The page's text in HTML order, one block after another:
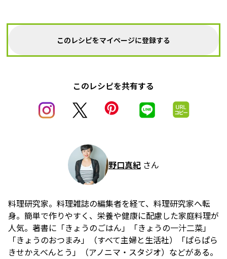
このレシピをマイページに登録する
このレシピを共有する
野口真紀 さん
料理研究家。料理雑誌の編集者を経て、料理研究家へ転
身。簡単で作りやすく、栄養や健康に配慮した家庭料理が
人気。著書に「きょうのごはん」「きょうの一汁二菜」
「きょうのおつまみ」（すべて主婦と生活社）「ぱらぱら
きせかえべんとう」（アノニマ・スタジオ）などがある。